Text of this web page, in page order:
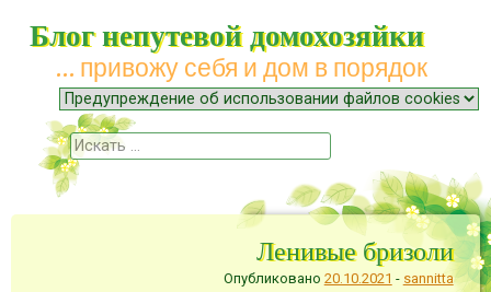
Блог непутевой домохозяйки
… привожу себя и дом в порядок
Меню
Наверх
Поиск
Ленивые бризоли
Опубликовано 20.10.2021 - sannitta